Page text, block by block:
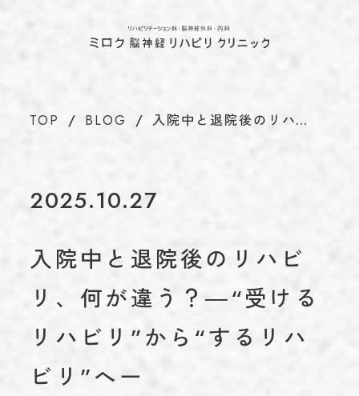
理念
施設基準情報などの掲示について
診療について
脳神経外科
内科
介護保険について CARE INSURANCE
脳ドック・健康診断 BRAIN DOCK
お知らせ
TOP BLOG 入院中と退院後のリハ…
2025.10.27
入院中と退院後のリハビ
リ、何が違う？―“受ける
リハビリ”から“するリハ
ビリ”へー